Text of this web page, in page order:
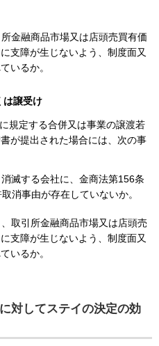
金融商品市場又は店頭売買有価
支障が生じないよう、制度面又
いるか。
は譲受け
規定する合併又は事業の譲渡若
が提出された場合には、次の事
滅する会社に、金商法第156条
消事由が存在していないか。
取引所金融商品市場又は店頭売
支障が生じないよう、制度面又
いるか。
対してステイの決定の効